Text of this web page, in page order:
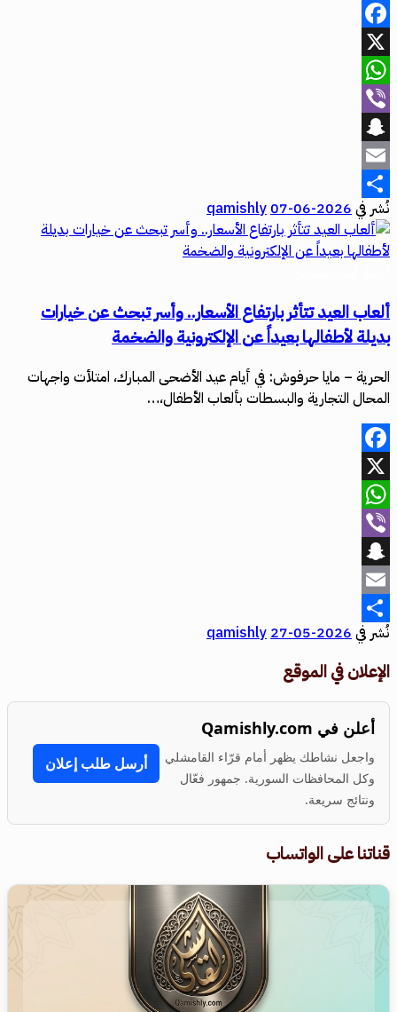
Facebook
X
WhatsApp
Viber
Snapchat
Email
Share
نُشر في2026-06-07
qamishly
ألعاب العيد تتأثر بارتفاع الأسعار.. وأسر تبحث عن خيارات
بديلة لأطفالها بعيداً عن الإلكترونية والضخمة
الحرية – مايا حرفوش: في أيام عيد الأضحى المبارك، امتلأت واجهات
المحال التجارية والبسطات بألعاب الأطفال،…
Facebook
X
WhatsApp
Viber
Snapchat
Email
Share
نُشر في 2026-05-27
qamishly
الإعلان في الموقع
أعلن في Qamishly.com
واجعل نشاطك يظهر أمام قرّاء القامشلي
وكل المحافظات السورية. جمهور فعّال
ونتائج سريعة.
أرسل طلب إعلان
قناتنا على الواتساب